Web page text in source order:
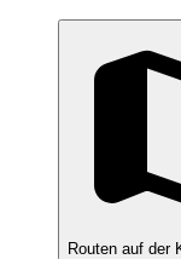
Routen auf der